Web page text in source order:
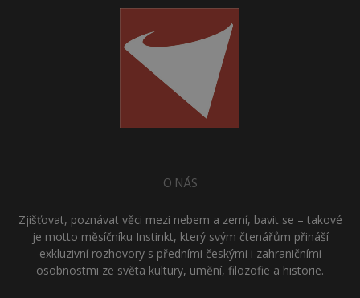
O NÁS
Zjišťovat, poznávat věci mezi nebem a zemí, bavit se – takové
je motto měsíčníku Instinkt, který svým čtenářům přináší
exkluzivní rozhovory s předními českými i zahraničními
osobnostmi ze světa kultury, umění, filozofie a historie.